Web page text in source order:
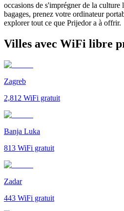
occasions de s'imprégner de la culture
bagages, prenez votre ordinateur
explorer tout ce que Prijedor a à offrir.
Villes avec WiFi libre
Zagreb
2,812 WiFi gratuit
Banja Luka
813 WiFi gratuit
Zadar
443 WiFi gratuit